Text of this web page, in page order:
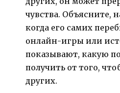
чувства. Объясните,
когда его самих
онлайн-игры или
показывают, какую
получить от того,
других.